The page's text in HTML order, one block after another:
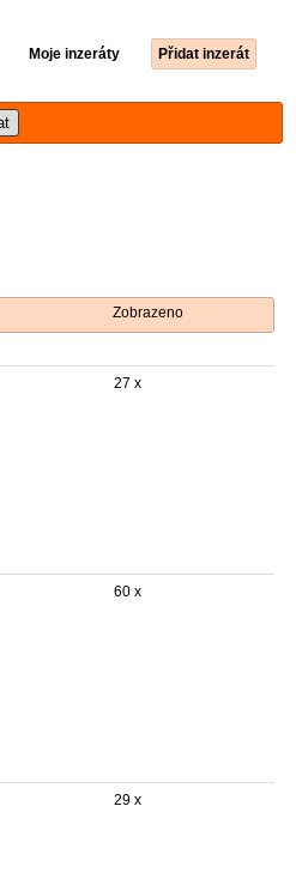
Moje inzeráty Přidat inzerát
Zobrazeno
27 x
60 x
29 x